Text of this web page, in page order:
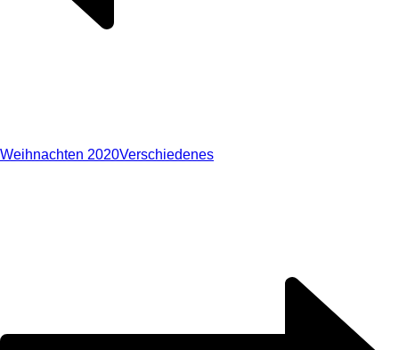
Weihnachten 2020Verschiedenes